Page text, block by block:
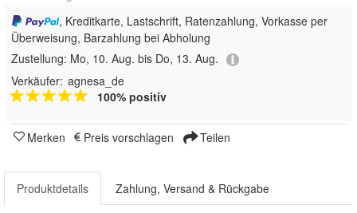
, Kreditkarte, Lastschrift, Ratenzahlung, Vorkasse per
Überweisung, Barzahlung bei Abholung
Zustellung: Mo, 10. Aug. bis Do, 13. Aug.
Verkäufer: agnesa_de
100% positiv
Merken Preis vorschlagen Teilen
Produktdetails Zahlung, Versand & Rückgabe